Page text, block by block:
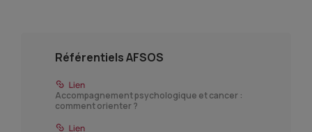
Référentiels AFSOS
Accompagnement psychologique et cancer :
comment orienter ?